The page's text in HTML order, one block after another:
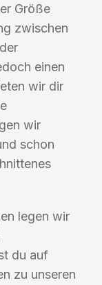
Größe
zwischen
einen
wir dir
wir
schon
legen wir
du auf
zu unseren